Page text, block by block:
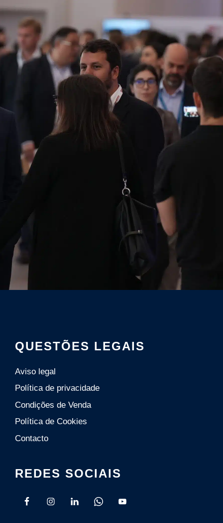
QUESTÕES LEGAIS
Aviso legal
Política de privacidade
Condições de Venda
Polí­tica de Cookies
Contacto
REDES SOCIAIS